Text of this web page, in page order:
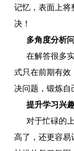
记忆，表面上将
决！
多角度分析
在解答很多实
式只在前期有效
决问题，锻炼自
提升学习兴
对于忙碌的上
高了，还更容易